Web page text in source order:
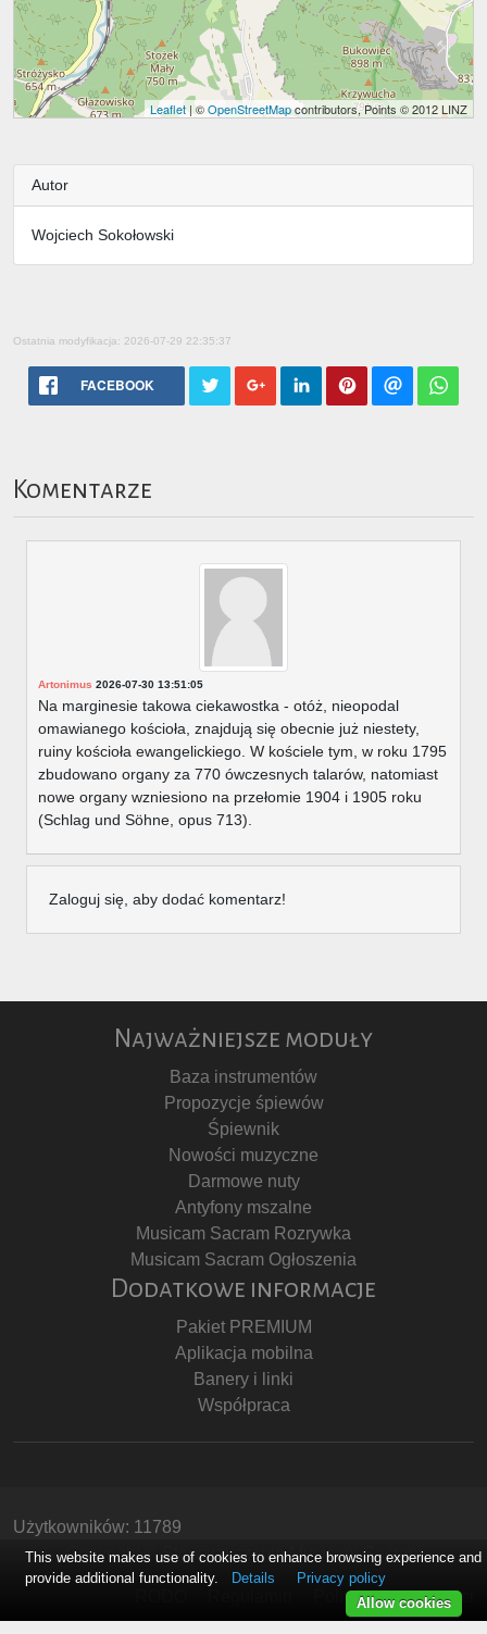
Leaflet | ©OpenStreetMapcontributors, Points © 2012 LINZ
Autor
Wojciech Sokołowski
Ostatnia modyfikacja: 2026-07-29 22:35:37
FACEBOOK
Komentarze
Artonimus 2026-07-30 13:51:05
Na marginesie takowa ciekawostka - otóż, nieopodal
omawianego kościoła, znajdują się obecnie już niestety,
ruiny kościoła ewangelickiego. W kościele tym, w roku 1795
zbudowano organy za 770 ówczesnych talarów, natomiast
nowe organy wzniesiono na przełomie 1904 i 1905 roku
(Schlag und Söhne, opus 713).
Zaloguj się, aby dodać komentarz!
Najważniejsze moduły
Baza instrumentów
Propozycje śpiewów
Śpiewnik
Nowości muzyczne
Darmowe nuty
Antyfony mszalne
Musicam Sacram Rozrywka
Musicam Sacram Ogłoszenia
Dodatkowe informacje
Pakiet PREMIUM
Aplikacja mobilna
Banery i linki
Współpraca
Użytkowników: 11789
Copyright © Stowarzyszenie Musicam Sacram
Polityka Prywatności
This website makes use of cookies to enhance browsing experience and
provide additional functionality.
Details
Privacy policy
Allow cookies